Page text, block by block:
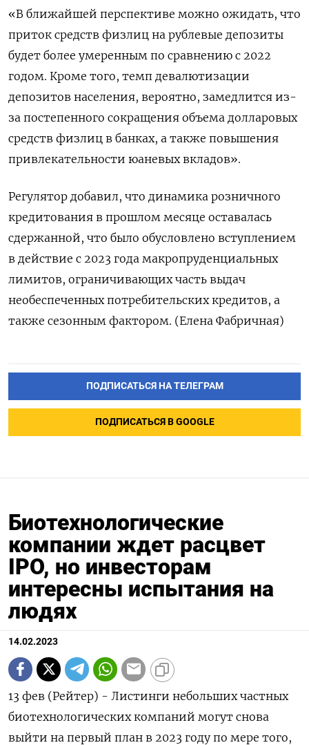
«В ближайшей перспективе можно ожидать, что
приток средств физлиц на рублевые депозиты
будет более умеренным по сравнению с 2022
годом. Кроме того, темп девалютизации
депозитов населения, вероятно, замедлится из-
за постепенного сокращения объема долларовых
средств физлиц в банках, а также повышения
привлекательности юаневых вкладов».
Регулятор добавил, что динамика розничного
кредитования в прошлом месяце оставалась
сдержанной, что было обусловлено вступлением
в действие с 2023 года макропруденциальных
лимитов, ограничивающих часть выдач
необеспеченных потребительских кредитов, а
также сезонным фактором. (Елена Фабричная)
ПОДПИСАТЬСЯ НА ТЕЛЕГРАМ
ПОДПИСАТЬСЯ В GOOGLE
Биотехнологические
компании ждет расцвет
IPO, но инвесторам
интересны испытания на
людях
14.02.2023
13 фев (Рейтер) - Листинги небольших частных
биотехнологических компаний могут снова
выйти на первый план в 2023 году по мере того,